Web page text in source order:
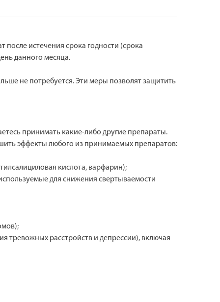
после истечения срока годности (срока
данного месяца.
не потребуется. Эти меры позволят защитить
принимать какие-либо другие препараты.
эффекты любого из принимаемых препаратов:
кислота, варфарин);
для снижения свертываемости
тревожных расстройств и депрессии), включая